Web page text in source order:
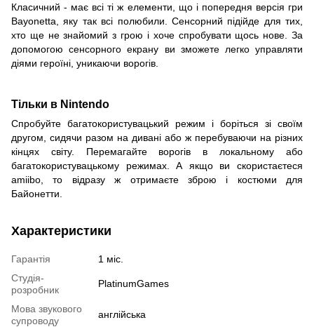
Класичний - має всі ті ж елементи, що і попередня версія гри
Bayonetta, яку так всі полюбили. Сенсорний підійде для тих,
хто ще не знайомий з грою і хоче спробувати щось нове. За
допомогою сенсорного екрану ви зможете легко управляти
діями героїні, уникаючи ворогів.
Тільки в Nintendo
Спробуйте багатокористувацький режим і боріться зі своїм
другом, сидячи разом на дивані або ж перебуваючи на різних
кінцях світу. Перемагайте ворогів в локальному або
багатокористувацькому режимах. А якщо ви скористаєтеся
amiibo, то відразу ж отримаєте зброю і костюми для
Байонетти.
Характеристики
Гарантія
1 міс.
Студія-
розробник
PlatinumGames
Мова звукового
супроводу
англійська